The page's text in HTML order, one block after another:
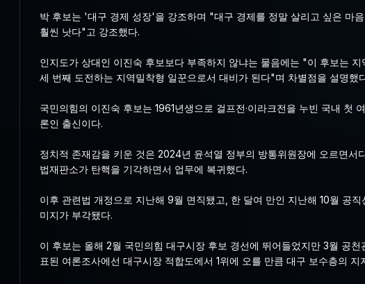
박 후보는 '대구 경제 성장'을 강조하며 "대구 경제를 정말 살리고 싶은 마
훨씬 낫다"고 강조했다.
인지도가 상대인 이진숙 후보보다 부족하지 않냐는 물음에는 "이 후보는
세 번째 도전하는 지역밀착형 일꾼으로서 대비가 된다"며 차별점을 설명했
국민의힘의 이진숙 후보는 1961년생으로 걸프전·이라크전을 누빈 국내
론인 출신이다.
정치적 존재감을 키운 것은 2024년 윤석열 정부의 방통위원장에 오르면
법재판소가 탄핵을 기각하면서 업무에 복귀했다.
이후 관련법 개정으로 지난해 9월 면직됐고, 한 달여 만인 지난해 10월 공
미지가 부각됐다.
이 후보는 올해 2월 국민의힘 대구시장 후보 경선에 뛰어들었지만 3월 공
표된 여론조사에선 대구시장 적합도에서 1위에 오를 만큼 대구 보수층의 지